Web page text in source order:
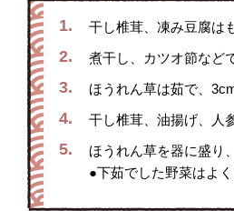
1. 干し椎茸、凍み豆腐は
2. 煮干し、カツオ節など
3. ほうれん草は茹で、
4. 干し椎茸、油揚げ、人
5.
ほうれん草を器に盛り
●下茹でした野菜はよ